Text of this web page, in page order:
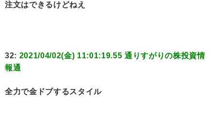
注文はできるけどねえ
32: 2021/04/02(金) 11:01:19.55 通りすがりの株投資情
報通
全力で金ドブするスタイル